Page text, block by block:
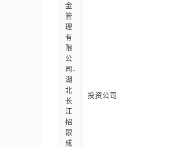
金
管
理
有
限
公
司-
湖
北
长
江
招
银
成
投资公司